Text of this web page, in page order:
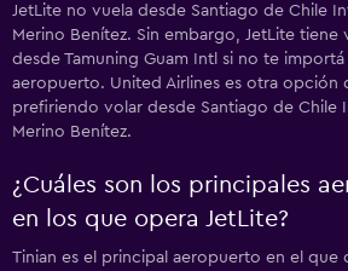
JetLite no vuela desde Santiago de Chile
Merino Benítez. Sin embargo, JetLite tiene
desde Tamuning Guam Intl si no te
aeropuerto. United Airlines es otra opción
prefiriendo volar desde Santiago de Chile
Merino Benítez.
¿Cuáles son los principales
en los que opera JetLite?
Tinian es el principal aeropuerto en el que